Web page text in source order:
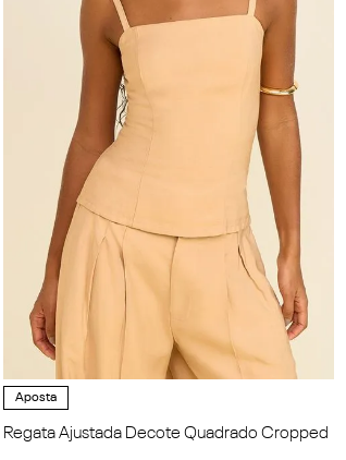
Aposta
Regata Ajustada Decote Quadrado Cropped